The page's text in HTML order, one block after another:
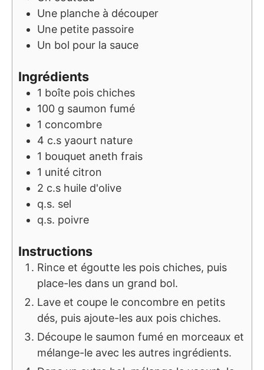
Une planche à découper
Une petite passoire
Un bol pour la sauce
Ingrédients
1 boîte pois chiches
100 g saumon fumé
1 concombre
4 c.s yaourt nature
1 bouquet aneth frais
1 unité citron
2 c.s huile d'olive
q.s. sel
q.s. poivre
Instructions
Rince et égoutte les pois chiches, puis
place-les dans un grand bol.
Lave et coupe le concombre en petits
dés, puis ajoute-les aux pois chiches.
Découpe le saumon fumé en morceaux et
mélange-le avec les autres ingrédients.